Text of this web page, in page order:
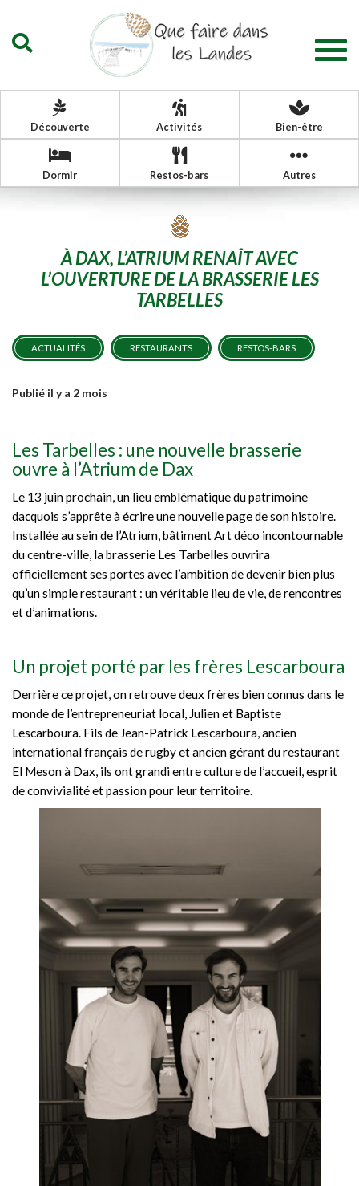
Découverte Activités Bien-être
Dormir Restos-bars Autres
À DAX, L’ATRIUM RENAÎT AVEC
L’OUVERTURE DE LA BRASSERIE LES
TARBELLES
ACTUALITÉS RESTAURANTS RESTOS-BARS
Publié il y a 2 mois
Les Tarbelles : une nouvelle brasserie
ouvre à l’Atrium de Dax
Le 13 juin prochain, un lieu emblématique du patrimoine
dacquois s’apprête à écrire une nouvelle page de son histoire.
Installée au sein de l’Atrium, bâtiment Art déco incontournable
du centre-ville, la brasserie Les Tarbelles ouvrira
officiellement ses portes avec l’ambition de devenir bien plus
qu’un simple restaurant : un véritable lieu de vie, de rencontres
et d’animations.
Un projet porté par les frères Lescarboura
Derrière ce projet, on retrouve deux frères bien connus dans le
monde de l’entrepreneuriat local, Julien et Baptiste
Lescarboura. Fils de Jean-Patrick Lescarboura, ancien
international français de rugby et ancien gérant du restaurant
El Meson à Dax, ils ont grandi entre culture de l’accueil, esprit
de convivialité et passion pour leur territoire.